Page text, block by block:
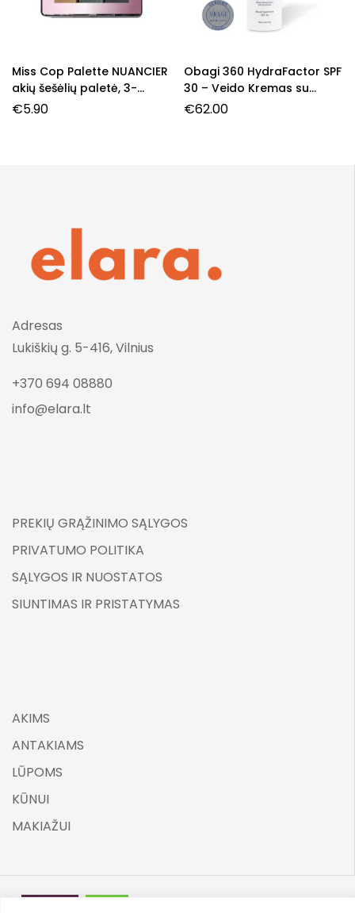
Miss Cop Palette NUANCIER
akių šešėlių paletė, 3-
Rousse, 7,2 g.
€5.90
Obagi 360 HydraFactor SPF
30 – Veido Kremas su
Apsauga nuo Saulės
€62.00
Adresas
Lukiškių g. 5-416, Vilnius
+370 694 08880
info@elara.lt
PREKIŲ GRĄŽINIMO SĄLYGOS
PRIVATUMO POLITIKA
SĄLYGOS IR NUOSTATOS
SIUNTIMAS IR PRISTATYMAS
AKIMS
ANTAKIAMS
LŪPOMS
KŪNUI
MAKIAŽUI